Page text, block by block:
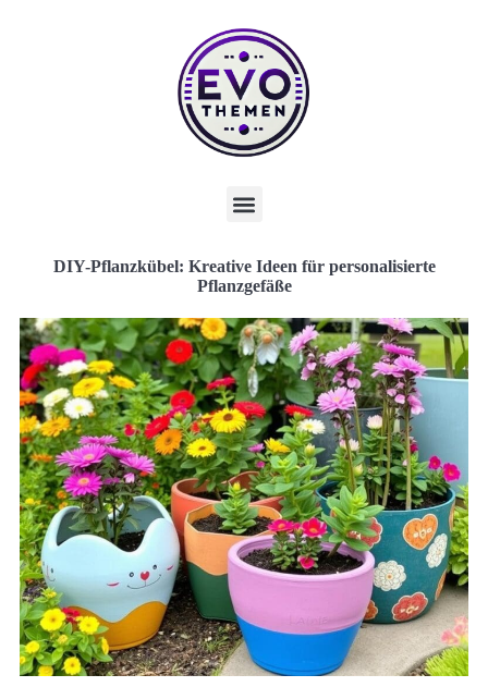
DIY-Pflanzkübel: Kreative Ideen für personalisierte
Pflanzgefäße